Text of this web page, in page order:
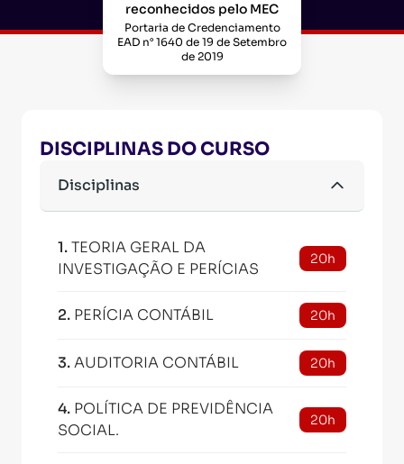
reconhecidos pelo MEC
Portaria de Credenciamento
EAD n° 1640 de 19 de Setembro
de 2019
DISCIPLINAS DO CURSO
Disciplinas
1.TEORIA GERAL DA
INVESTIGAÇÃO E PERÍCIAS
20h
2. PERÍCIA CONTÁBIL 20h
3.AUDITORIA CONTÁBIL 20h
4. POLÍTICA DE PREVIDÊNCIA
SOCIAL.
20h